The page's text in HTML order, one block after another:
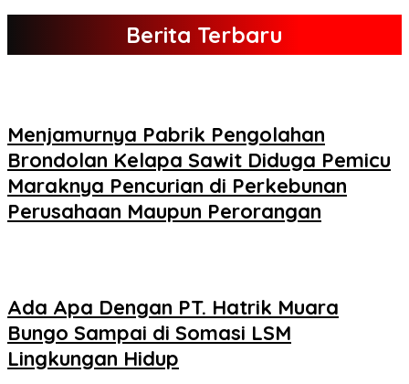
Berita Terbaru
Menjamurnya Pabrik Pengolahan
Brondolan Kelapa Sawit Diduga Pemicu
Maraknya Pencurian di Perkebunan
Perusahaan Maupun Perorangan
Ada Apa Dengan PT. Hatrik Muara
Bungo Sampai di Somasi LSM
Lingkungan Hidup